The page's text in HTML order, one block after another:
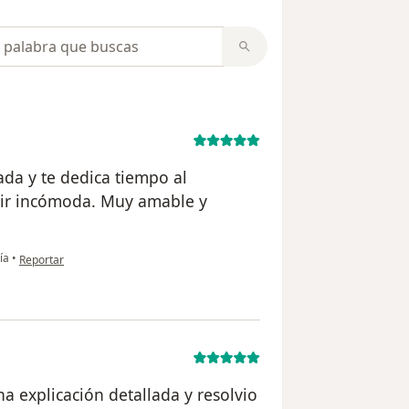
y te dedica tiempo al
incómoda. Muy amable y
• en opinión del usuario Evelin González
Reportar
explicación detallada y resolvio